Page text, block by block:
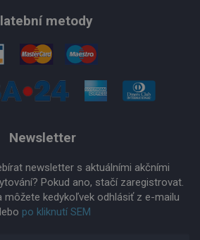
metody
Newsletter
newsletter s aktuálními akčními
Pokud ano, stačí zaregistrovat.
môžete kedykoľvek odhlásiť z e-mailu
po kliknutí SEM